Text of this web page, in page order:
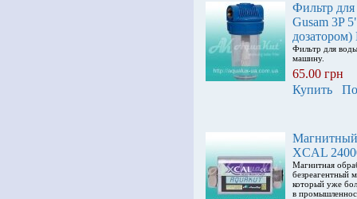
Фильтр
Gusam 3P
Фильтр для
машину.
65.00 грн
Купить
XCAL
Магнитная
безреагентный
который уже
в